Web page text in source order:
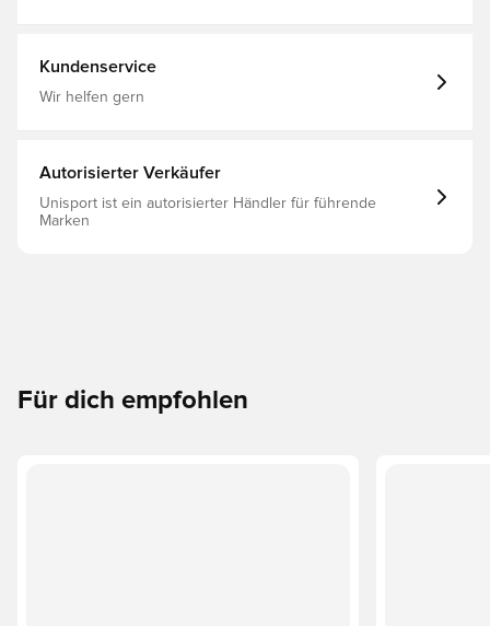
Kundenservice
Wir helfen gern
Autorisierter Verkäufer
Unisport ist ein autorisierter Händler für führende
Marken
Für dich empfohlen